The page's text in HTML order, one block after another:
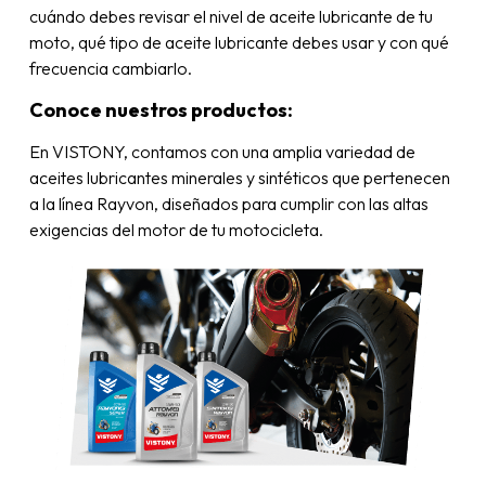
cuándo debes revisar el nivel de aceite lubricante de tu
moto, qué tipo de aceite lubricante debes usar y con qué
frecuencia cambiarlo.
Conoce nuestros productos:
En VISTONY, contamos con una amplia variedad de
aceites lubricantes minerales y sintéticos que pertenecen
a la línea Rayvon, diseñados para cumplir con las altas
exigencias del motor de tu motocicleta.